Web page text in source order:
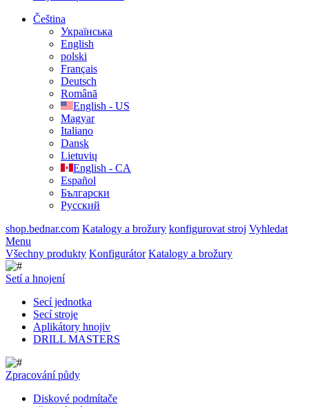
Čeština
Українська
English
polski
Français
Deutsch
Română
English - US
Magyar
Italiano
Dansk
Lietuvių
English - CA
Español
Български
Русский
shop.bednar.com Katalogy a brožury konfigurovat stroj Vyhledat
Menu
Všechny produkty Konfigurátor Katalogy a brožury
Setí a hnojení
Secí jednotka
Secí stroje
Aplikátory hnojiv
DRILL MASTERS
Zpracování půdy
Diskové podmítače